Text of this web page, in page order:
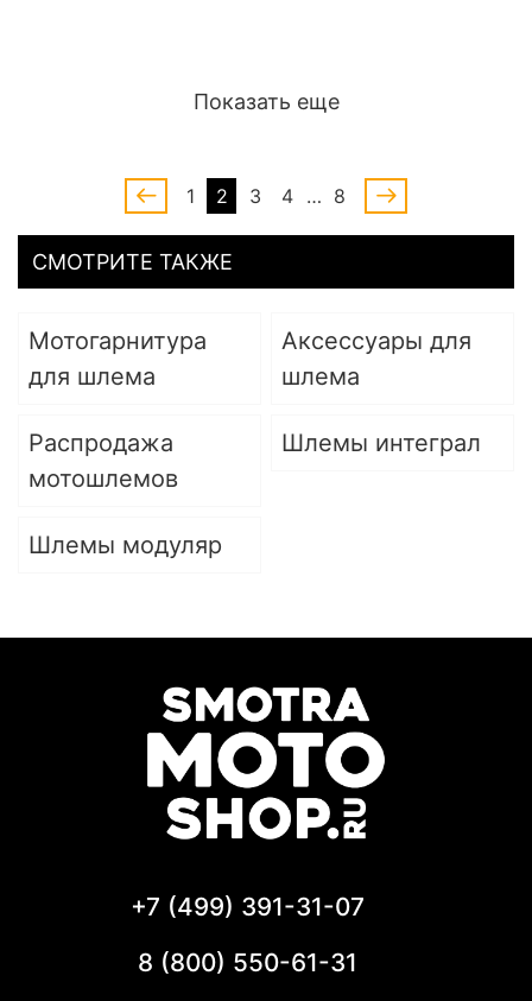
Показать еще
1 2 3 4 … 8
СМОТРИТЕ ТАКЖЕ
Мотогарнитура
для шлема
Аксессуары для
шлема
Распродажа
мотошлемов
Шлемы интеграл
Шлемы модуляр
+7 (499) 391-31-07
8 (800) 550-61-31